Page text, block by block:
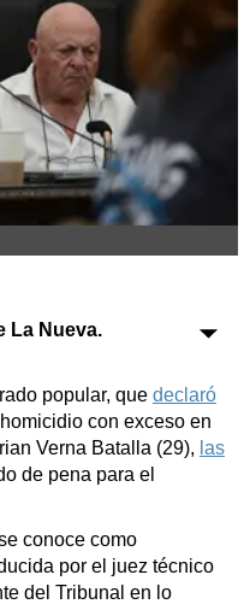
Útiles
de urgencia
La Nueva.
popular, que declaró
con exceso en
Verna Batalla (29), las
de pena para el
conoce como
por el juez técnico
del Tribunal en lo